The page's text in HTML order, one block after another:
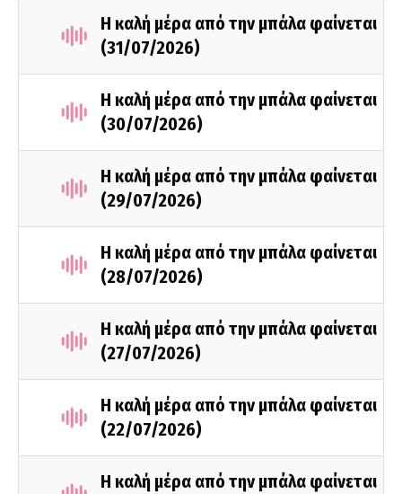
Η καλή μέρα από την μπάλα φαίνεται
(31/07/2026)
Η καλή μέρα από την μπάλα φαίνεται
(30/07/2026)
Η καλή μέρα από την μπάλα φαίνεται
(29/07/2026)
Η καλή μέρα από την μπάλα φαίνεται
(28/07/2026)
Η καλή μέρα από την μπάλα φαίνεται
(27/07/2026)
Η καλή μέρα από την μπάλα φαίνεται
(22/07/2026)
Η καλή μέρα από την μπάλα φαίνεται